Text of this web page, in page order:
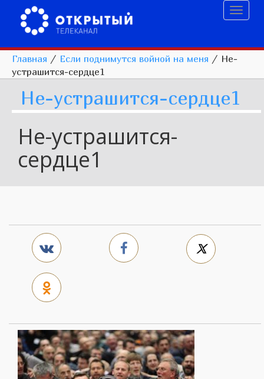
Главная / Если поднимутся войной на меня / Не-
устрашится-сердце1
Не-устрашится-сердце1
Не-устрашится-
сердце1